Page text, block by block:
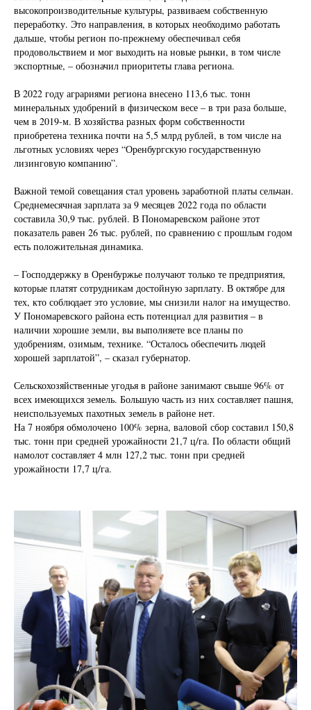
высокопроизводительные культуры, развиваем собственную
переработку. Это направления, в которых необходимо работать
дальше, чтобы регион по-прежнему обеспечивал себя
продовольствием и мог выходить на новые рынки, в том числе
экспортные, – обозначил приоритеты глава региона.
В 2022 году аграриями региона внесено 113,6 тыс. тонн
минеральных удобрений в физическом весе – в три раза больше,
чем в 2019-м. В хозяйства разных форм собственности
приобретена техника почти на 5,5 млрд рублей, в том числе на
льготных условиях через “Оренбургскую государственную
лизинговую компанию”.
Важной темой совещания стал уровень заработной платы сельчан.
Среднемесячная зарплата за 9 месяцев 2022 года по области
составила 30,9 тыс. рублей. В Пономаревском районе этот
показатель равен 26 тыс. рублей, по сравнению с прошлым годом
есть положительная динамика.
– Господдержку в Оренбуржье получают только те предприятия,
которые платят сотрудникам достойную зарплату. В октябре для
тех, кто соблюдает это условие, мы снизили налог на имущество.
У Пономаревского района есть потенциал для развития – в
наличии хорошие земли, вы выполняете все планы по
удобрениям, озимым, технике. “Осталось обеспечить людей
хорошей зарплатой”, – сказал губернатор.
Сельскохозяйственные угодья в районе занимают свыше 96% от
всех имеющихся земель. Большую часть из них составляет пашня,
неиспользуемых пахотных земель в районе нет.
На 7 ноября обмолочено 100% зерна, валовой сбор составил 150,8
тыс. тонн при средней урожайности 21,7 ц/га. По области общий
намолот составляет 4 млн 127,2 тыс. тонн при средней
урожайности 17,7 ц/га.